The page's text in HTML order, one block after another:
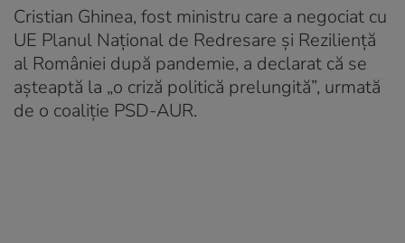
Cristian Ghinea, fost ministru care a negociat cu
UE Planul Național de Redresare și Reziliență
al României după pandemie, a declarat că se
așteaptă la „o criză politică prelungită”, urmată
de o coaliție PSD-AUR.